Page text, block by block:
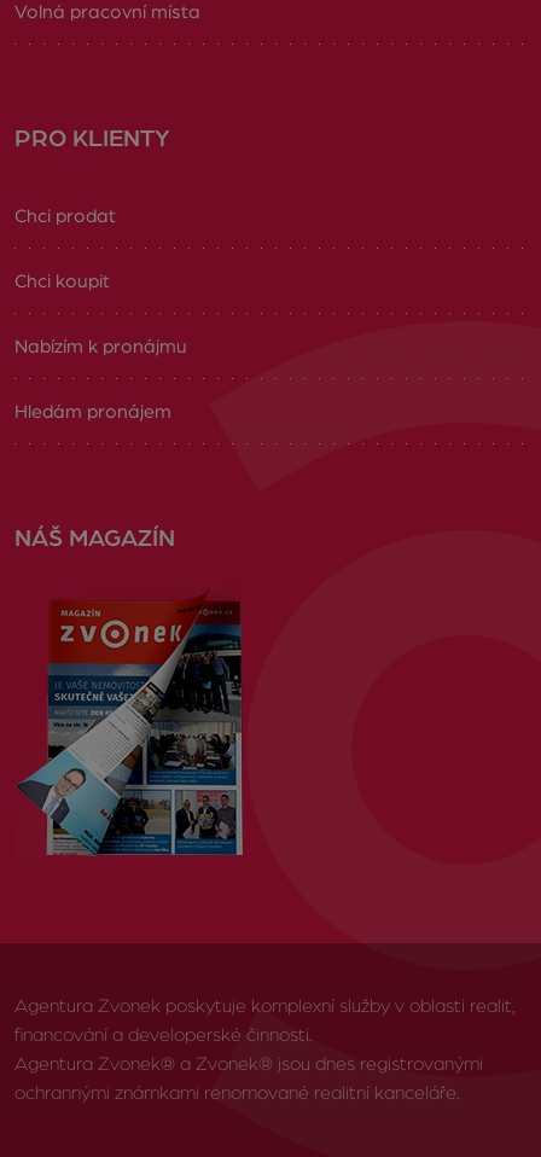
Volná pracovní místa
PRO KLIENTY
Chci prodat
Chci koupit
Nabízím k pronájmu
Hledám pronájem
NÁŠ MAGAZÍN
Agentura Zvonek poskytuje komplexní služby v oblasti realit,
financování a developerské činnosti.
Agentura Zvonek® a Zvonek® jsou dnes registrovanými
ochrannými známkami renomované realitní kanceláře.